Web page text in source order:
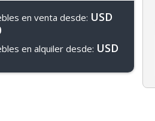
en venta desde: USD
en alquiler desde: USD